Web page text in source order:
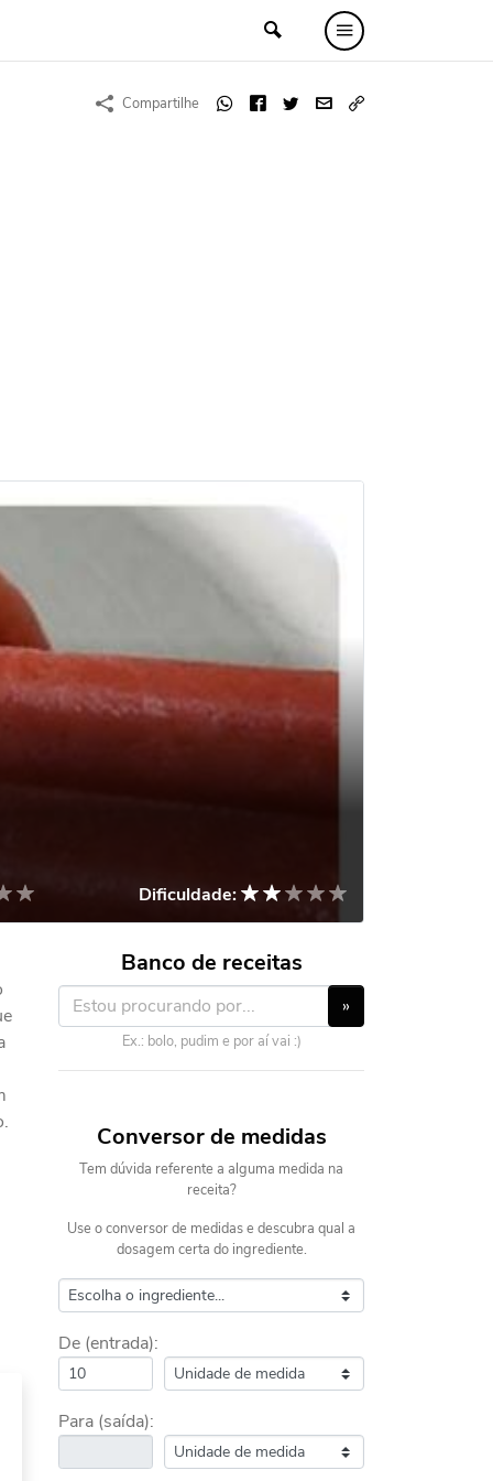
Compartilhe
Dificuldade:
Banco de receitas
»
Ex.: bolo, pudim e por aí vai :)
Conversor de medidas
Tem dúvida referente a alguma medida na
receita?
Use o conversor de medidas e descubra qual a
dosagem certa do ingrediente.
De (entrada):
Para (saída):